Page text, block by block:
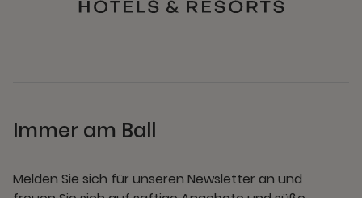
Immer am Ball
Melden Sie sich für unseren Newsletter an und